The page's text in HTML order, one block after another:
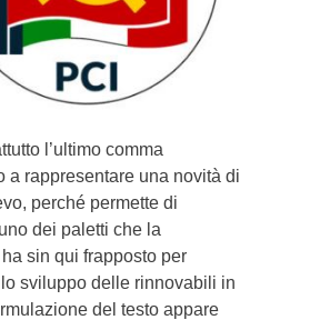
l’ultimo comma
a rappresentare una novità di
perché permette di
dei paletti che la
sin qui frapposto per
sviluppo delle rinnovabili in
del testo appare